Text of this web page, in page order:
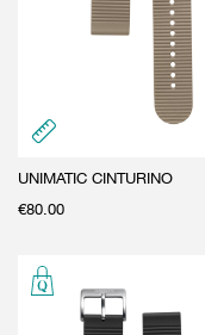
UNIMATIC CINTURINO
€80.00